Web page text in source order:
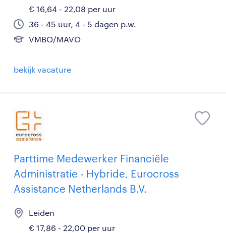
€ 16,64 - 22,08 per uur
36 - 45 uur, 4 - 5 dagen p.w.
VMBO/MAVO
bekijk vacature
Parttime Medewerker Financiële
Administratie - Hybride, Eurocross
Assistance Netherlands B.V.
Leiden
€ 17,86 - 22,00 per uur